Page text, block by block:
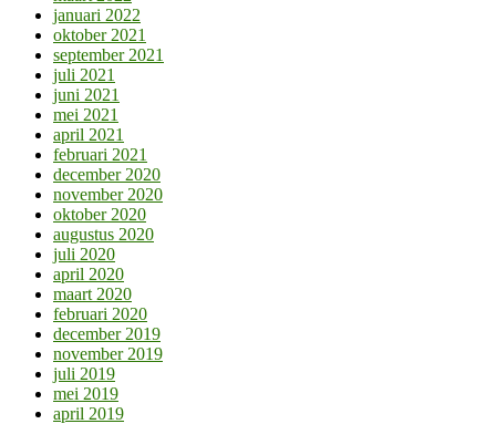
januari 2022
oktober 2021
september 2021
juli 2021
juni 2021
mei 2021
april 2021
februari 2021
december 2020
november 2020
oktober 2020
augustus 2020
juli 2020
april 2020
maart 2020
februari 2020
december 2019
november 2019
juli 2019
mei 2019
april 2019